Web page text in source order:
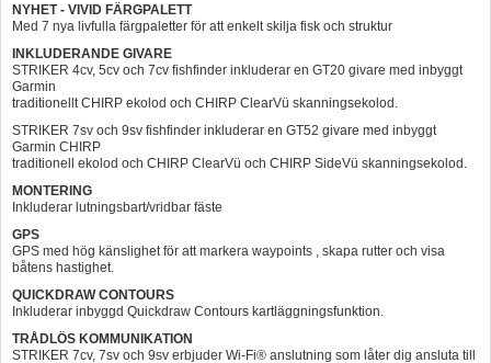
NYHET - VIVID FÄRGPALETT
Med 7 nya livfulla färgpaletter för att enkelt skilja fisk och struktur
INKLUDERANDE GIVARE
STRIKER 4cv, 5cv och 7cv fishfinder inkluderar en GT20 givare med inbyggt
Garmin
traditionellt CHIRP ekolod och CHIRP ClearVü skanningsekolod.
STRIKER 7sv och 9sv fishfinder inkluderar en GT52 givare med inbyggt
Garmin CHIRP
traditionell ekolod och CHIRP ClearVü och CHIRP SideVü skanningsekolod.
MONTERING
Inkluderar lutningsbart/vridbar fäste
GPS
GPS med hög känslighet för att markera waypoints , skapa rutter och visa
båtens hastighet.
QUICKDRAW CONTOURS
Inkluderar inbyggd Quickdraw Contours kartläggningsfunktion.
TRÅDLÖS KOMMUNIKATION
STRIKER 7cv, 7sv och 9sv erbjuder Wi-Fi® anslutning som låter dig ansluta till